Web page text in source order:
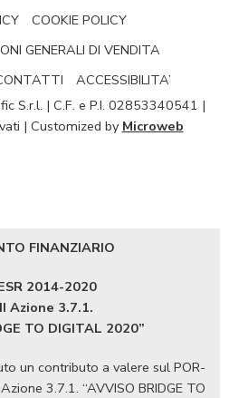
COOKIE POLICY
GENERALI DI VENDITA
ACCESSIBILITA’
S.r.l. | C.F. e P.I. 02853340541 |
| Customized by Microweb
FINANZIARIO
2014-2020
Azione 3.7.1.
TO DIGITAL 2020”
un contributo a valere sul POR-
3.7.1. “AVVISO BRIDGE TO